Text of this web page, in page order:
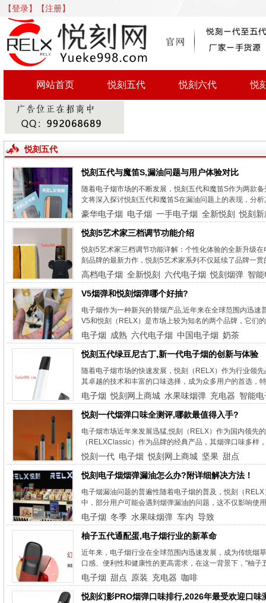
【登录】 【注册】
网站首页 悦刻五代 悦刻六代 悦
悦刻五代
悦刻五代与魔笛S,漏油问题与用户体验对比
随着电子烟市场的不断发展，悦刻五代和魔笛S作为两款
文将深入探讨悦刻五代和魔笛S在漏油问题上的表现，分
豪华电子烟 电子烟 一手电子烟 全新悦刻 悦刻新
悦刻5艺术家三档调节功能介绍
悦刻5艺术家三档调节功能详解：个性化体验的全新升级
刻品牌的最新力作，悦刻5艺术家系列不仅延续了品牌一
高档电子烟 全新悦刻 六代电子烟 悦刻烟弹 智
V5烟弹和悦刻烟弹哪个好抽?
电子烟作为一种新兴的替烟产品,近年来在全球范围内迅
V5和悦刻（RELX）是市场上较为知名的两个品牌，它们
电子烟 成熟 六代电子烟 中国电子烟 奶茶
悦刻五代绿豆尼古丁,新一代电子烟的创新与体验
随着电子烟市场的快速发展，悦刻（RELX）作为行业领
其卓越的技术和丰富的口味选择，成为众多用户的首选，
电子烟 悦刻网上商城 水果味烟弹 充电器 智能电
悦刻一代烟弹口味全测评,哪款最值得入手?
电子烟市场近年来发展迅猛,悦刻（RELX）作为国内领先
（RELXClassic）作为品牌的经典产品，其烟弹口味多样
悦刻一代 电子烟 悦刻网上商城 坚果 甜点
悦刻电子烟烟弹漏油怎么办?附详细解决方法！
电子烟漏油问题的普遍性随着电子烟的普及，悦刻（
中，部分用户可能会遇到烟弹漏油的问题，这不仅影响
电子烟 冬季 水果味烟弹 车内 导致
柚子五代通配蛋,电子烟行业的新革命
近年来，电子烟行业在全球范围内迅速发展，成为传统烟
口感、便利性和健康性的更高需求，在这一背景下，"柚
电子烟 甜点 原装 充电器 咖啡
悦刻幻影PRO烟弹口味排行,2026年最受欢迎口味